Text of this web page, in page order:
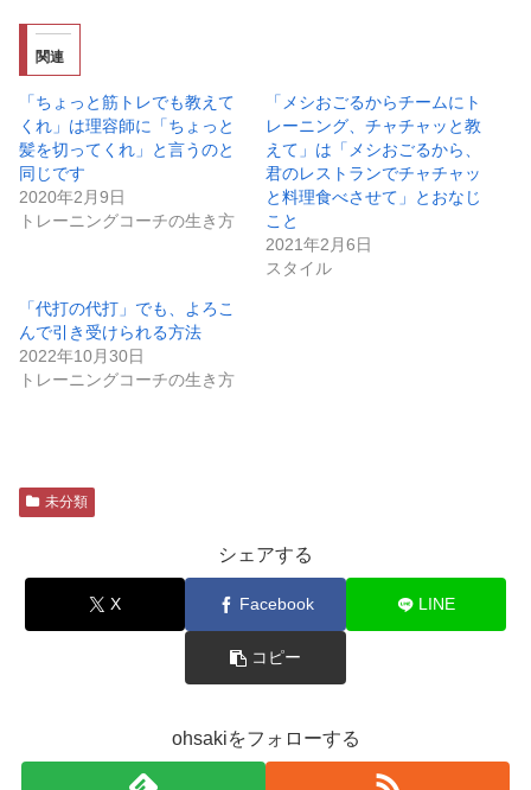
関連
「ちょっと筋トレでも教えて
くれ」は理容師に「ちょっと
髪を切ってくれ」と言うのと
同じです
2020年2月9日
トレーニングコーチの生き方
「メシおごるからチームにト
レーニング、チャチャッと教
えて」は「メシおごるから、
君のレストランでチャチャッ
と料理食べさせて」とおなじ
こと
2021年2月6日
スタイル
「代打の代打」でも、よろこ
んで引き受けられる方法
2022年10月30日
トレーニングコーチの生き方
未分類
シェアする
X Facebook LINE
コピー
ohsakiをフォローする